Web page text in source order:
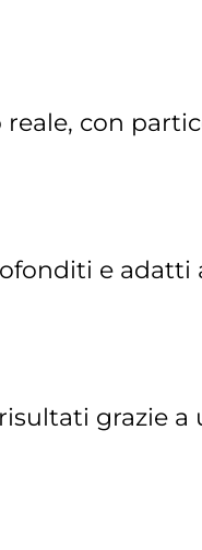
con
e adatti
grazie a